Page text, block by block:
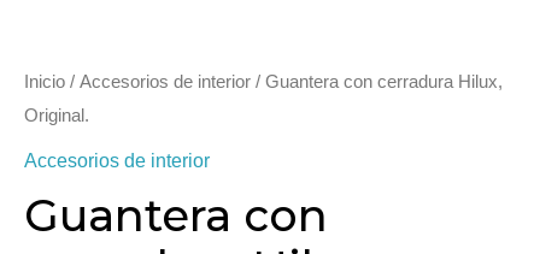
Inicio / Accesorios de interior / Guantera con cerradura Hilux,
Original.
Accesorios de interior
Guantera con